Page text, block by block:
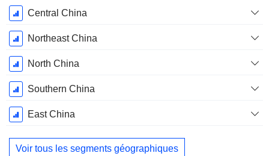
Central China
Northeast China
North China
Southern China
East China
Voir tous les segments géographiques